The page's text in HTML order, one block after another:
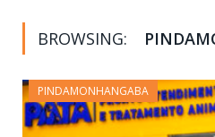
BROWSING:
PINDAMONHANGABA